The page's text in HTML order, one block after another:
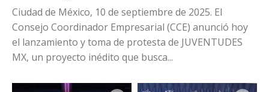
Ciudad de México, 10 de septiembre de 2025. El
Consejo Coordinador Empresarial (CCE) anunció hoy
el lanzamiento y toma de protesta de JUVENTUDES
MX, un proyecto inédito que busca...